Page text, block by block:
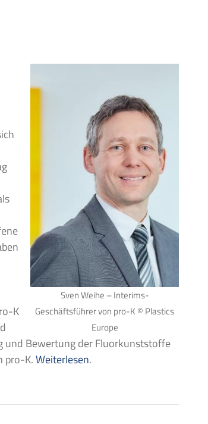
Sven Weihe – Interims-
Geschäftsführer von pro-K © Plastics
Europe
K
und Bewertung der Fluorkunststoffe
pro-K.Weiterlesen.